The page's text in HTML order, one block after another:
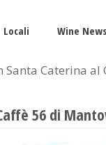
Locali Wine News
Santa Caterina
56 di